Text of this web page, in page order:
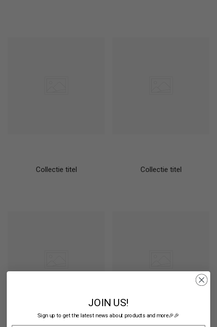
Collectie titel Collectie titel
JOIN US!
Sign up to get the latest news about products and more🎉🎉